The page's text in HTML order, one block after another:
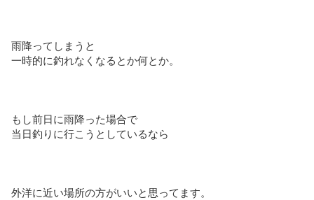
雨降ってしまうと
一時的に釣れなくなるとか何とか。
もし前日に雨降った場合で
当日釣りに行こうとしているなら
外洋に近い場所の方がいいと思ってます。